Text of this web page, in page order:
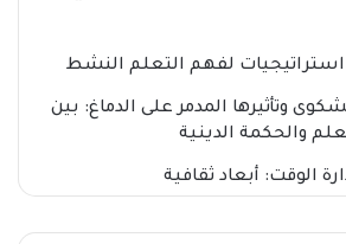
وتأثيرها المدمر على الدماغ: بين
والحكمة الدينية
الوقت: أبعاد ثقافية